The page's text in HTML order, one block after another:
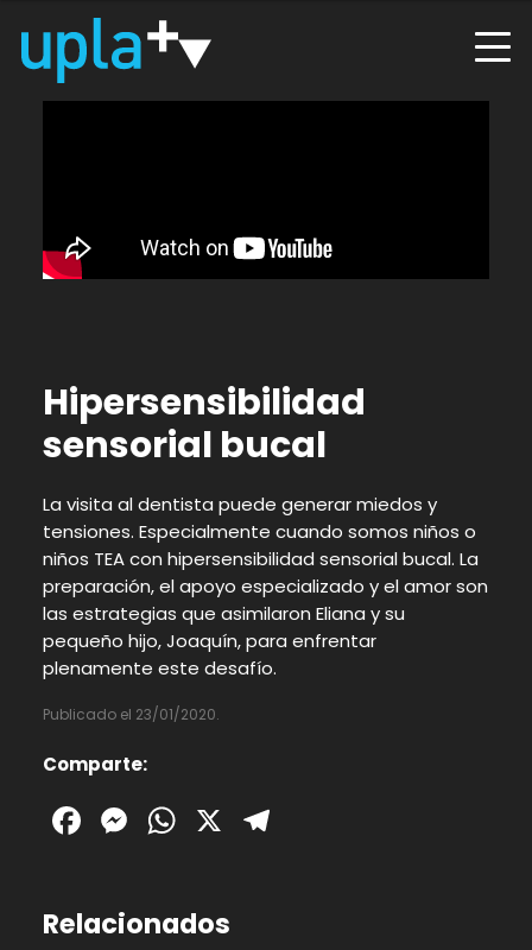
Hipersensibilidad
sensorial bucal
La visita al dentista puede generar miedos y
tensiones. Especialmente cuando somos niños o
niños TEA con hipersensibilidad sensorial bucal. La
preparación, el apoyo especializado y el amor son
las estrategias que asimilaron Eliana y su
pequeño hijo, Joaquín, para enfrentar
plenamente este desafío.
Publicado el 23/01/2020.
Comparte:
Facebook
Messenger
WhatsApp
X
Relacionados